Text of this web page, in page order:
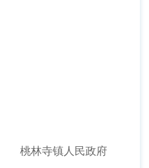
桃林寺镇人民政府